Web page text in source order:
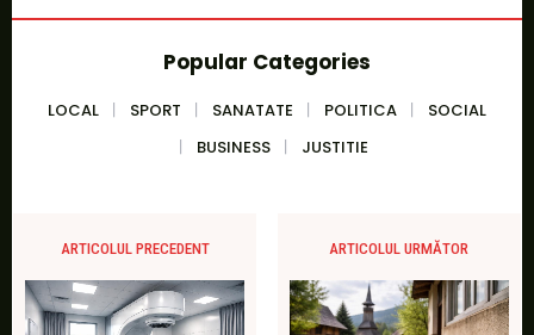
Popular Categories
LOCAL SPORT SANATATE POLITICA
SOCIAL
BUSINESS
JUSTITIE
ARTICOLUL PRECEDENT ARTICOLUL URMĂTOR